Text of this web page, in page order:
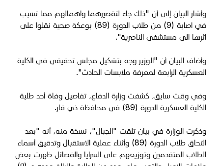
وأشار البيان إلى أن "ذلك جاء لتقصيرهما واهمالهم مما تسبب
في اصابة (9) من طلاب الدورة (89) بوعكة صحية نقلوا على
اثرها الى مستشفى الناصرية".
وأضاف البيان أن "الوزير وجه بتشكيل مجلس تحقيقي في الكلية
العسكرية الرابعة لمعرفة ملابسات الحادث".
وفي وقت سابق، كشفت وزارة الدفاع، تفاصيل وفاة أحد طلبة
الكلية العسكرية الدورة (89) في محافظة ذي قار.
وذكرت الوزارة في بيان تلقت "الجبال"، نسخة منه، أنه "بعد
التحاق طلاب الدورة (89) وأثناء عملية الاستقبال وتدقيق أسماء
الطلاب المتقدمين وتوزيعهم على السرايا والفصائل ظهرت بعض